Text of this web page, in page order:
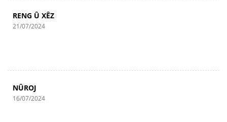
RENG Û XÊZ
21/07/2024
NÛROJ
16/07/2024